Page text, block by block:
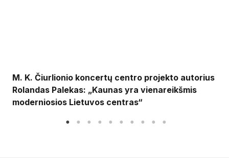
M. K. Čiurlionio koncertų centro projekto autorius
Rolandas Palekas: „Kaunas yra vienareikšmis
moderniosios Lietuvos centras“